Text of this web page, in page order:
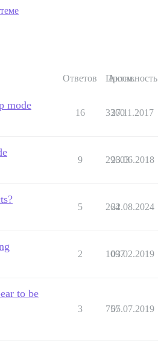
Ответов Просм.
Активность
mode
16 3360
27.11.2017
9 29603
23.06.2018
5 264
22.08.2024
2 1097
03.02.2019
to be
3 757
05.07.2019